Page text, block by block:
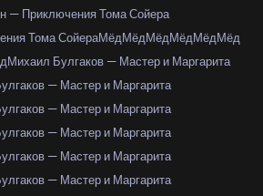
— Приключения Тома Сойера
Тома СойераМёдМёдМёдМёдМёдМёд
Михаил Булгаков — Мастер и Маргарита
— Мастер и Маргарита
— Мастер и Маргарита
— Мастер и Маргарита
— Мастер и Маргарита
— Мастер и Маргарита